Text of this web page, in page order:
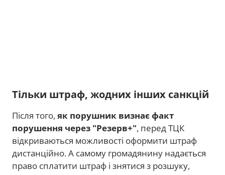
Тільки штраф, жодних інших санкцій
Після того, як порушник визнає факт
порушення через "Резерв+", перед ТЦК
відкриваються можливості оформити штраф
дистанційно. А самому громадянину надається
право сплатити штраф і знятися з розшуку,